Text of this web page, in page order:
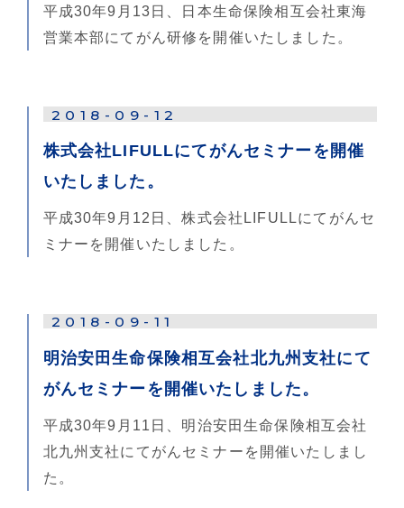
平成30年9月13日、日本生命保険相互会社東海
営業本部にてがん研修を開催いたしました。
2018-09-12
株式会社LIFULLにてがんセミナーを開催
いたしました。
平成30年9月12日、株式会社LIFULLにてがんセ
ミナーを開催いたしました。
2018-09-11
明治安田生命保険相互会社北九州支社にて
がんセミナーを開催いたしました。
平成30年9月11日、明治安田生命保険相互会社
北九州支社にてがんセミナーを開催いたしまし
た。